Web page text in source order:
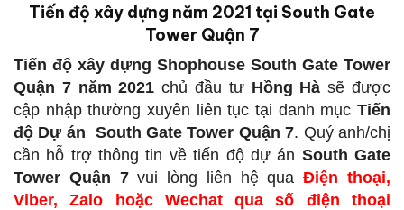
Tiến độ xây dựng năm 2021 tại South Gate
Tower Quận 7
Tiến độ xây dựng Shophouse South Gate Tower
Quận 7 năm 2021 chủ đầu tư Hồng Hà sẽ được
cập nhập thường xuyên liên tục tại danh mục Tiến
độ Dự án South Gate Tower Quận 7. Quý anh/chị
cần hỗ trợ thông tin về tiến độ dự án South Gate
Tower Quận 7vui lòng liên hệ quaĐiện thoại,
Viber, Zalo hoặc Wechat qua số điện thoại